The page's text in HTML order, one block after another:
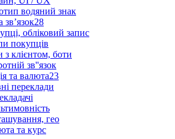
водяний знак
звʼязок28
обліковий запис
покупців
з клієнтом, боти
зв''язок
та валюта23
переклади
гео
та курс